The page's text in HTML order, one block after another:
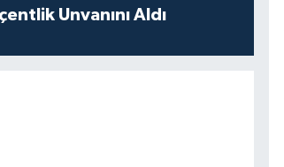
Unvanını Aldı